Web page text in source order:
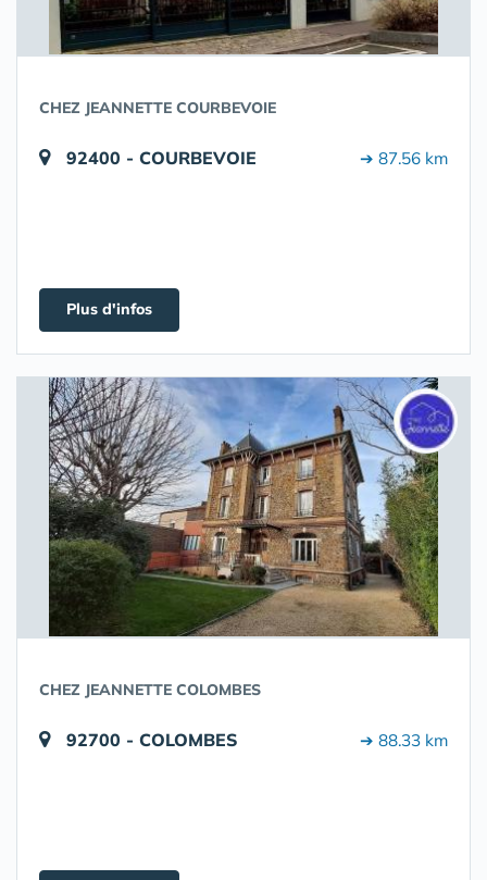
CHEZ JEANNETTE COURBEVOIE
92400 - COURBEVOIE ➔ 87.56 km
Plus d'infos
CHEZ JEANNETTE COLOMBES
92700 - COLOMBES ➔ 88.33 km